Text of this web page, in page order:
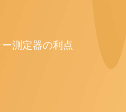
測定器の利点